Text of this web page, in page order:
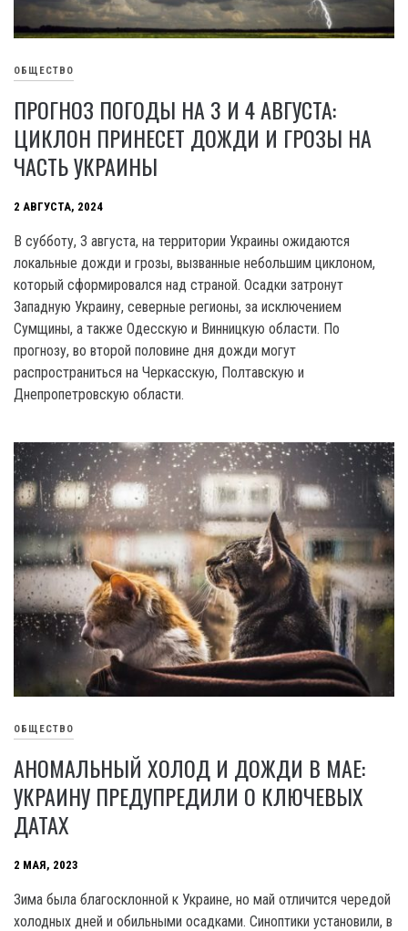
ОБЩЕСТВО
ПРОГНОЗ ПОГОДЫ НА 3 И 4 АВГУСТА:
ЦИКЛОН ПРИНЕСЕТ ДОЖДИ И ГРОЗЫ НА
ЧАСТЬ УКРАИНЫ
2 АВГУСТА, 2024
В субботу, 3 августа, на территории Украины ожидаются
локальные дожди и грозы, вызванные небольшим циклоном,
который сформировался над страной. Осадки затронут
Западную Украину, северные регионы, за исключением
Сумщины, а также Одесскую и Винницкую области. По
прогнозу, во второй половине дня дожди могут
распространиться на Черкасскую, Полтавскую и
Днепропетровскую области.
ОБЩЕСТВО
АНОМАЛЬНЫЙ ХОЛОД И ДОЖДИ В МАЕ:
УКРАИНУ ПРЕДУПРЕДИЛИ О КЛЮЧЕВЫХ
ДАТАХ
2 МАЯ, 2023
Зима была благосклонной к Украине, но май отличится чередой
холодных дней и обильными осадками. Синоптики установили, в